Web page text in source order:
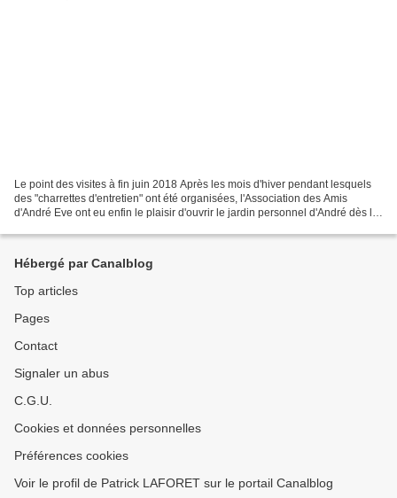
Le point des visites à fin juin 2018 Après les mois d'hiver pendant lesquels
des "charrettes d'entretien" ont été organisées, l'Association des Amis
d'André Eve ont eu enfin le plaisir d'ouvrir le jardin personnel d'André dès le
Hébergé par Canalblog
Top articles
Pages
Contact
Signaler un abus
C.G.U.
Cookies et données personnelles
Préférences cookies
Voir le profil de Patrick LAFORET sur le portail Canalblog